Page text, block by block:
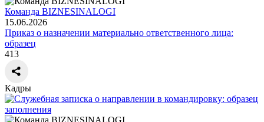
Команда BIZNESINALOGI
15.06.2026
Приказ о назначении материально ответственного лица:
образец
413
Кадры